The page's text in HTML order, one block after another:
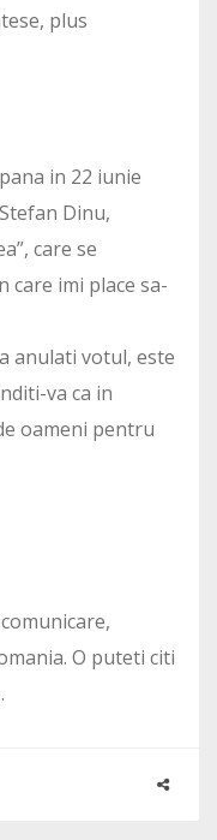
plus
in 22 iunie
Dinu,
care se
care imi place sa-
anulati votul, este
va ca in
oameni pentru
O puteti citi
.